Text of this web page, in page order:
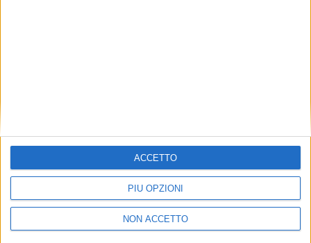
PIÙ OPZIONI
NON ACCETTO
ACCETTO